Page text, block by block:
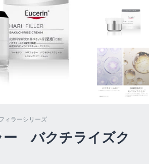
ィラーシリーズ
ー バクチライズク